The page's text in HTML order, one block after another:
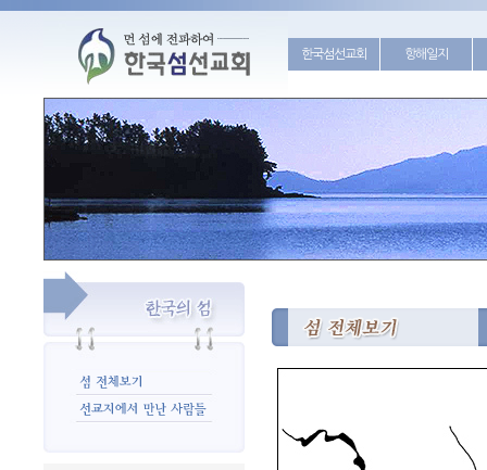
한국섬선교회 항해일지